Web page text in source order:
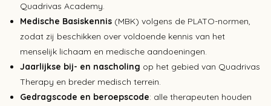
Quadrivas Academy.
Medische Basiskennis (MBK) volgens de PLATO-normen,
zodat zij beschikken over voldoende kennis van het
menselijk lichaam en medische aandoeningen.
Jaarlijkse bij- en nascholing op het gebied van Quadrivas
Therapy en breder medisch terrein.
Gedragscode en beroepscode: alle therapeuten houden